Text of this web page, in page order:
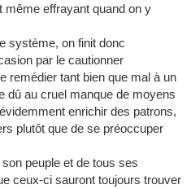
même effrayant quand on y
système, on finit donc
par le cautionner
remédier tant bien que mal à un
dû au cruel manque de moyens
enrichir des patrons,
plutôt que de se préoccuper
peuple et de tous ses
ceux-ci sauront toujours trouver